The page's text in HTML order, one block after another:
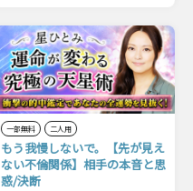
一部無料 二人用
もう我慢しないで。【先が見え
ない不倫関係】相手の本音と思
惑/決断